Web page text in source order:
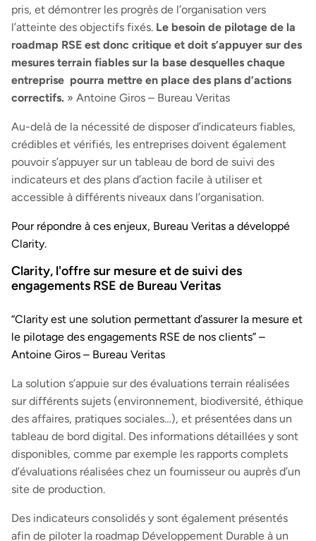
pris, et démontrer les progrès de l’organisation vers
l’atteinte des objectifs fixés. Le besoin de pilotage de la
roadmap RSE est donc critique et doit s’appuyer sur des
mesures terrain fiables sur la base desquelles chaque
entreprise pourra mettre en place des plans d’actions
correctifs. » Antoine Giros – Bureau Veritas
Au-delà de la nécessité de disposer d’indicateurs fiables,
crédibles et vérifiés, les entreprises doivent également
pouvoir s’appuyer sur un tableau de bord de suivi des
indicateurs et des plans d’action facile à utiliser et
accessible à différents niveaux dans l’organisation.
Pour répondre à ces enjeux, Bureau Veritas a développé
Clarity.
Clarity, l'offre sur mesure et de suivi des
engagements RSE de Bureau Veritas
“Clarity est une solution permettant d’assurer la mesure et
le pilotage des engagements RSE de nos clients” –
Antoine Giros – Bureau Veritas
La solution s’appuie sur des évaluations terrain réalisées
sur différents sujets (environnement, biodiversité, éthique
des affaires, pratiques sociales…), et présentées dans un
tableau de bord digital. Des informations détaillées y sont
disponibles, comme par exemple les rapports complets
d’évaluations réalisées chez un fournisseur ou auprès d’un
site de production.
Des indicateurs consolidés y sont également présentés
afin de piloter la roadmap Développement Durable à un